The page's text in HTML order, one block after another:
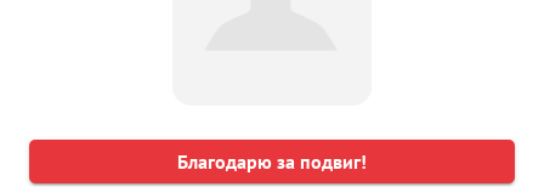
Благодарю за подвиг!